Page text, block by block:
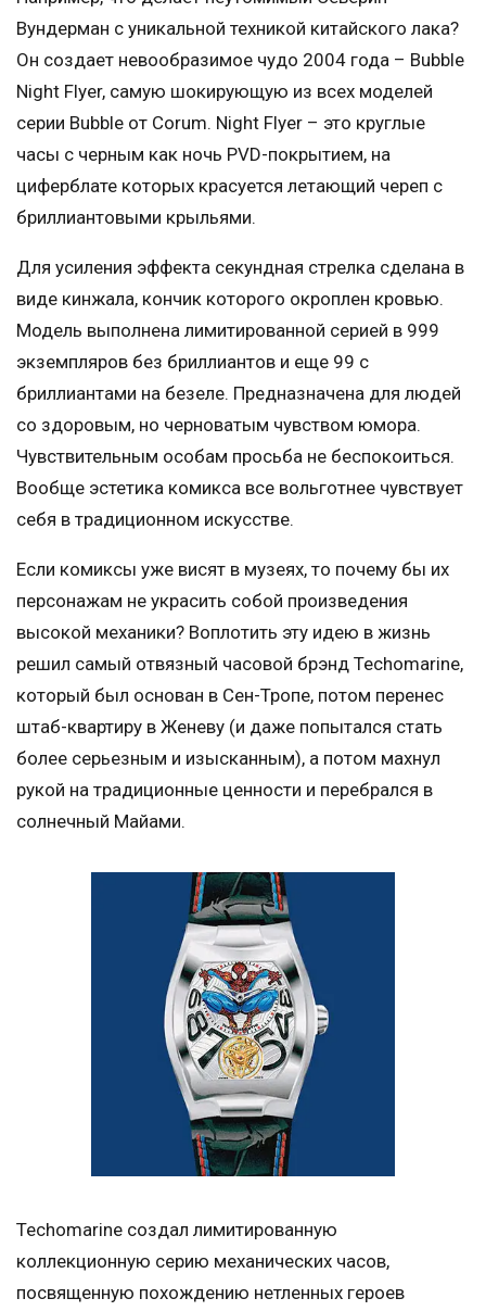
Вундерман с уникальной техникой китайского лака?
Он создает невообразимое чудо 2004 года – Bubble
Night Flyer, самую шокирующую из всех моделей
серии Bubble от Corum. Night Flyer – это круглые
часы с черным как ночь PVD-покрытием, на
циферблате которых красуется летающий череп с
бриллиантовыми крыльями.
Для усиления эффекта секундная стрелка сделана в
виде кинжала, кончик которого окроплен кровью.
Модель выполнена лимитированной серией в 999
экземпляров без бриллиантов и еще 99 с
бриллиантами на безеле. Предназначена для людей
со здоровым, но черноватым чувством юмора.
Чувствительным особам просьба не беспокоиться.
Вообще эстетика комикса все вольготнее чувствует
себя в традиционном искусстве.
Если комиксы уже висят в музеях, то почему бы их
персонажам не украсить собой произведения
высокой механики? Воплотить эту идею в жизнь
решил самый отвязный часовой брэнд Techomarine,
который был основан в Сен-Тропе, потом перенес
штаб-квартиру в Женеву (и даже попытался стать
более серьезным и изысканным), а потом махнул
рукой на традиционные ценности и перебрался в
солнечный Майами.
Techomarine создал лимитированную
коллекционную серию механических часов,
посвященную похождению нетленных героев